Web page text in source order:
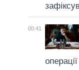
00:41